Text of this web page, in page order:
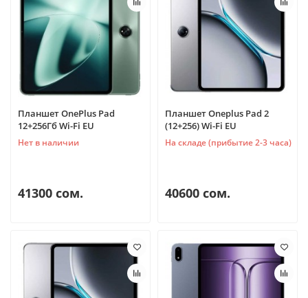
Планшет OnePlus Pad
12+256Гб Wi-Fi EU
Нет в наличии
41300 сом.
Планшет Oneplus Pad 2
(12+256) Wi-Fi EU
На складе (прибытие 2-3 часа)
40600 сом.